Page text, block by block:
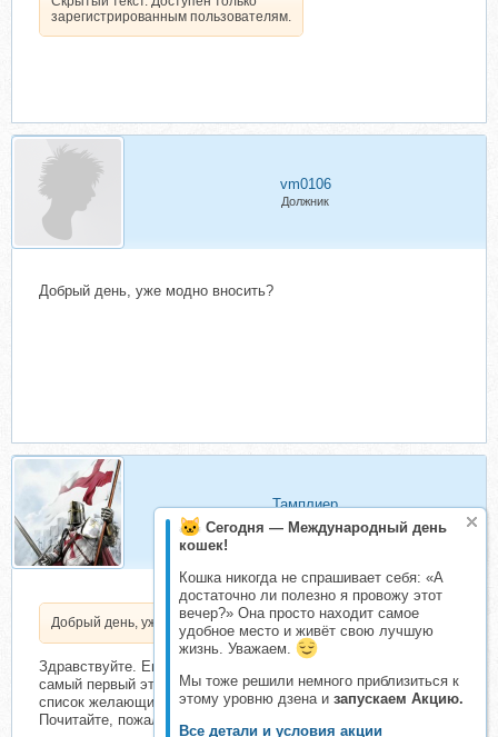
Сегодня — Международный день
кошек!
Кошка никогда не спрашивает себя: «А
достаточно ли полезно я провожу этот
вечер?» Она просто находит самое
удобное место и живёт свою лучшую
жизнь. Уважаем.
Мы тоже решили немного приблизиться к
этому уровню дзена и запускаем Акцию.
Все детали и условия акции
зарегистрированным пользователям.
vm0106
Должник
Добрый день, уже модно вносить?
Тамплиер
Консультант
Добрый день, уже модно вносить?
Здравствуйте. Еще нет. Сейчас тема на этапе Запись. Это
самый первый этап. Здесь собирается предварительный
список желающих на покупку продукта.
Почитайте, пожалуйста -